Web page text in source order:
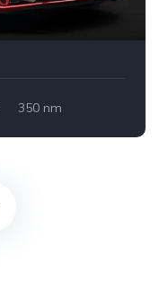
350 nm